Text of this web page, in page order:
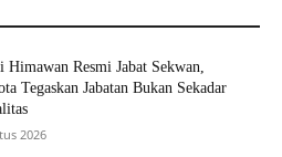
Himawan Resmi Jabat Sekwan,
Tegaskan Jabatan Bukan Sekadar
2026